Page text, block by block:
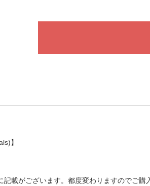
】
記載がございます。都度変わりますのでご